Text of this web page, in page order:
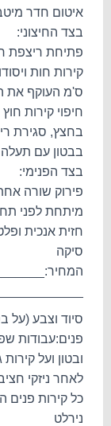
איטום חדר
בצד החיצוני:
ס'מ העוקף את
בחצץ, סגירת
בבטון עם תעלה
בצד הפנימי:
מיתחת לפני
חזית אנכית
סיקה
סיוד וצבע (על
פנים:עבודות
ובטון ועל
לאחר ניזקי
כל קירות פנים
נירלט